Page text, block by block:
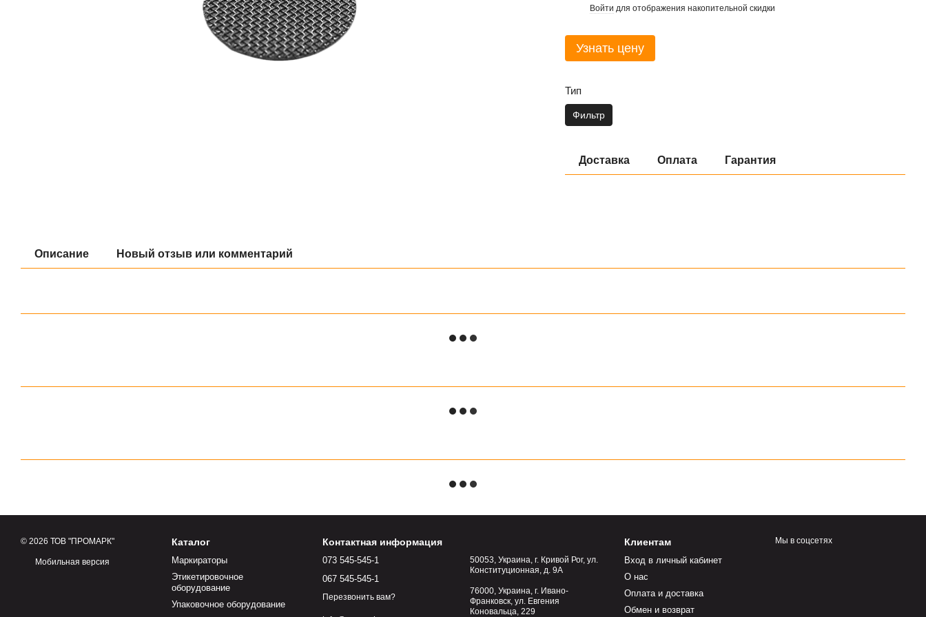
Войти для отображения накопительной скидки
Узнать цену
Тип
Фильтр
Доставка Оплата Гарантия
Описание Новый отзыв или комментарий
© 2026 ТОВ "ПРОМАРК"
Мобильная версия
Каталог
Маркираторы
Этикетировочное
оборудование
Упаковочное оборудование
Контактная информация
073 545-545-1
067 545-545-1
Перезвонить вам?
50053, Украина, г. Кривой Рог, ул.
Конституционная, д. 9А
76000, Украина, г. Ивано-
Франковск, ул. Евгения
Коновальца, 229
Клиентам
Вход в личный кабинет
О нас
Оплата и доставка
Обмен и возврат
Мы в соцсетях